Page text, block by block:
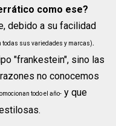
como ese?
debido a su facilidad
todas sus variedades y marcas).
"frankestein", sino las
no conocemos
todo el año- y que